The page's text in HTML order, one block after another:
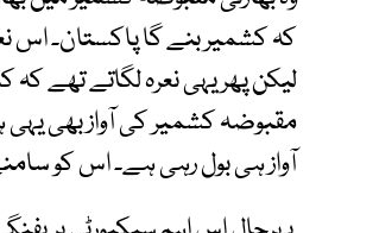
کہ کشمیر بنے گا پاکستان۔ اس
لیکن پھر یہی نعرہ لگاتے تھے
مقبوضہ کشمیر کی آواز بھی یہی
آواز ہی بول رہی ہے۔ اس کو